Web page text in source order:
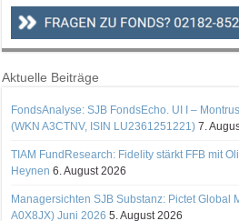
Aktuelle Beiträge
FondsAnalyse: SJB FondsEcho. UI I –
(WKN A3CTNV, ISIN LU2361251221) 7.
TIAM FundResearch: Fidelity stärkt FFB mit
Heynen 6. August 2026
Managersichten SJB Substanz: Pictet Global
A0X8JX) Juni 2026 5. August 2026